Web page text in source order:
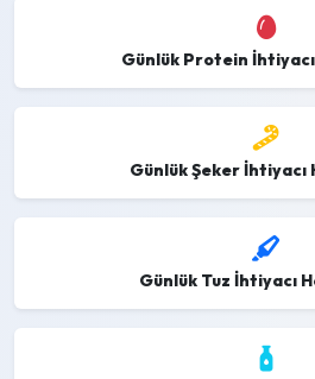
Günlük Protein
Günlük Şeker İhtiyacı
Günlük Tuz İhtiyacı